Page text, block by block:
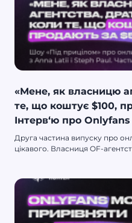
підходи актуальні для
хоч із чогось заробляти.
«‎‎Мене, як власницю
те, що коштує $100,
Інтерв‘ю про Onlyfans
Друга частина випуску про
цікавого. Власниця OF-
контент. Сьогодні дівчата
000 на онліфансі, який
не потрібно просуватися.